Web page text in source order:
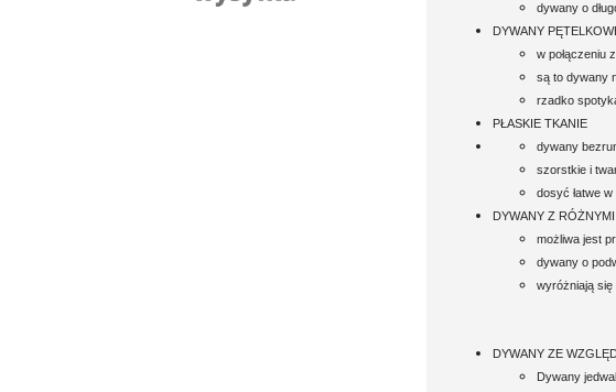
dywany o
DYWANY
w połączeniu
są to dywany
rzadko
PŁASKIE TKANIE
dywany
szorstkie i
dosyć łatwe
DYWANY Z
możliwa jest
dywany o
wyróżniają
DYWANY ZE
Dywany